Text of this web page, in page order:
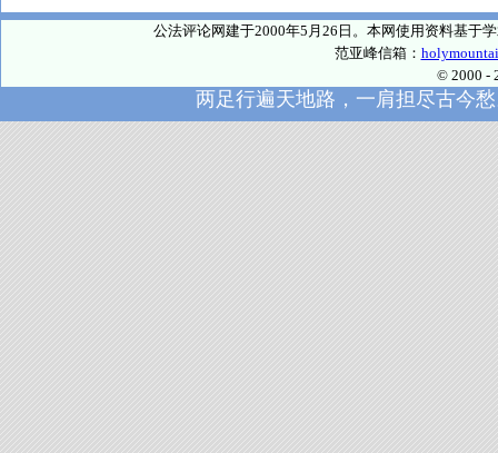
公法评论网建于2000年5月26日。本网使用资料基于
范亚峰信箱：
© 2000 -
两足行遍天地路，一肩担尽古今